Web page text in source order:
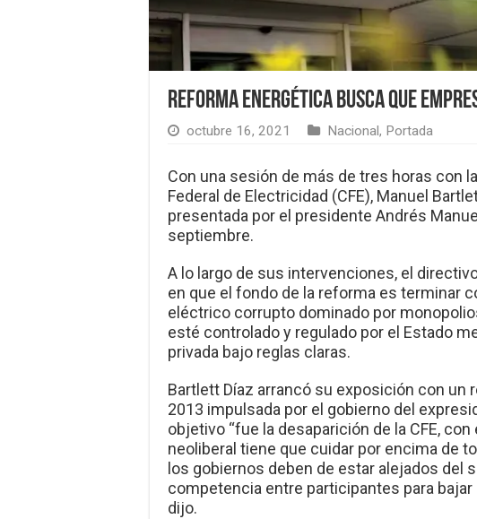
Reforma energética busca que
octubre 16, 2021 Nacional, Portada
Con una sesión de más de tres horas con
Federal de Electricidad (CFE), Manuel
presentada por el presidente Andrés
septiembre.
A lo largo de sus intervenciones, el
en que el fondo de la reforma es terminar
eléctrico corrupto dominado por
esté controlado y regulado por el Estado
privada bajo reglas claras.
Bartlett Díaz arrancó su exposición con un
2013 impulsada por el gobierno del
objetivo “fue la desaparición de la CFE,
neoliberal tiene que cuidar por encima de
los gobiernos deben de estar alejados del
competencia entre participantes para
dijo.